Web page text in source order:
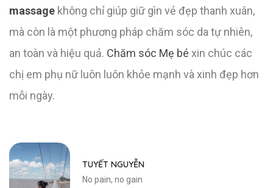
massage không chỉ giúp giữ gìn vẻ đẹp thanh xuân,
mà còn là một phương pháp chăm sóc da tự nhiên,
an toàn và hiệu quả. Chăm sóc Mẹ bé xin chúc các
chị em phụ nữ luôn luôn khỏe mạnh và xinh đẹp hơn
mỗi ngày.
TUYẾT NGUYỄN
No pain, no gain